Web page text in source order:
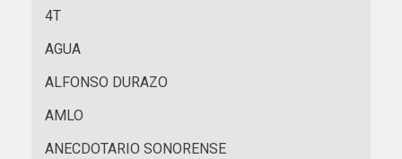
4T
AGUA
ALFONSO DURAZO
AMLO
ANECDOTARIO SONORENSE